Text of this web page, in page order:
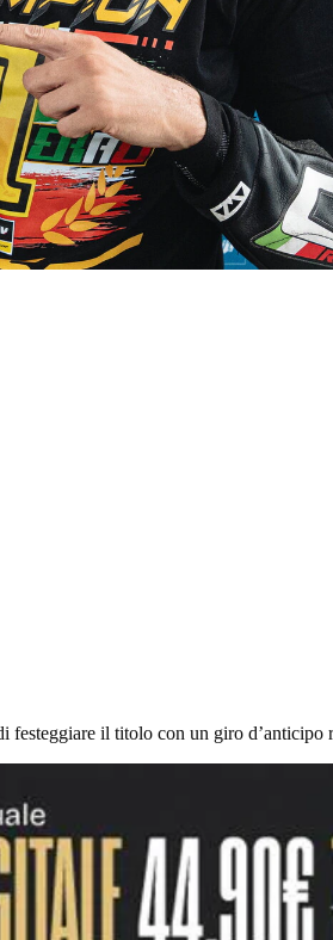
il titolo con un giro